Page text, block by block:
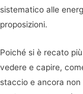
sistematico alle
proposizioni.
Poiché si è recato
vedere e capire,
staccio e ancora